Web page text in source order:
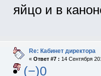
яйцо и в
Re: Кабинет директора
« Ответ #7 : 14 Сентября
(−)0